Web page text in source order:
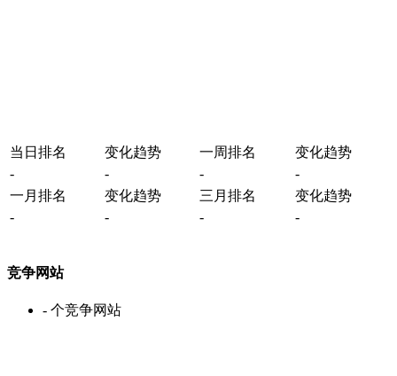
当日排名 变化趋势 一周排名
变化趋势
-
- -
-
一月排名
变化趋势 三月排名
变化趋势
-
- - -
竞争网站
- 个竞争网站